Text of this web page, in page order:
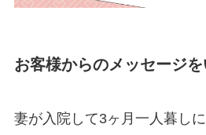
お客様からのメッセージを
妻が入院して3ヶ月一人暮し